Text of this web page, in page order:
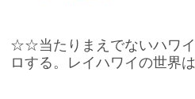
☆☆当たりまえでないハワ
ロする。レイハワイの世界は